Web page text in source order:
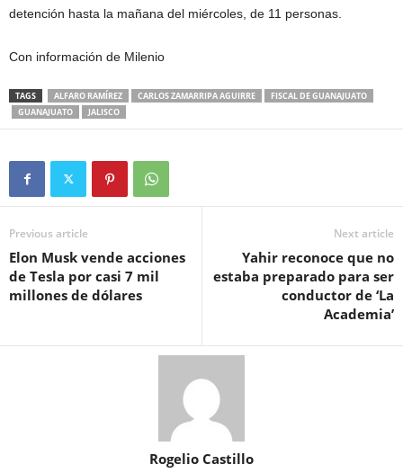
detención hasta la mañana del miércoles, de 11 personas.
Con información de Milenio
TAGS ALFARO RAMÍREZ CARLOS ZAMARRIPA AGUIRRE
FISCAL DE GUANAJUATO
GUANAJUATO
JALISCO
Previous article
Elon Musk vende acciones
de Tesla por casi 7 mil
millones de dólares
Next article
Yahir reconoce que no
estaba preparado para ser
conductor de ‘La
Academia’
Rogelio Castillo